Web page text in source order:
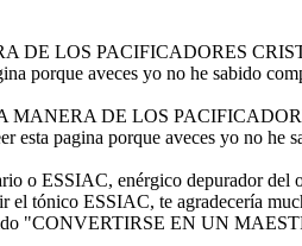
DE LOS PACIFICADORES
porque aveces yo no he sabido
DE LOS
pagina porque aveces yo no he
o ESSIAC, enérgico depurador del
tónico ESSIAC, te agradecería
"CONVERTIRSE EN UN